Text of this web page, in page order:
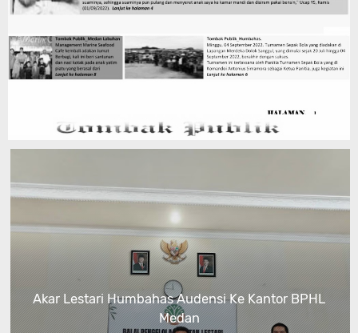
Akar Lestari Humbahas Audensi Ke Kantor BPHL
Medan